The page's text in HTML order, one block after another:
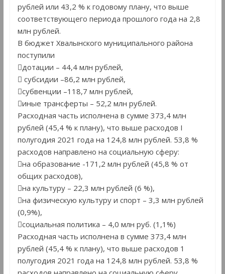
рублей или 43,2 % к годовому плану, что выше
соответствующего периода прошлого года на 2,8
млн рублей.
В бюджет Хвалынского муниципального района
поступили
дотации – 44,4 млн рублей,
 субсидии –86,2 млн рублей,
субвенции –118,7 млн рублей,
иные трансферты – 52,2 млн рублей.
Расходная часть исполнена в сумме 373,4 млн
рублей (45,4 % к плану), что выше расходов I
полугодия 2021 года на 124,8 млн рублей. 53,8 %
расходов направлено на социальную сферу:
на образование -171,2 млн рублей (45,8 % от
общих расходов),
на культуру – 22,3 млн рублей (6 %),
на физическую культуру и спорт – 3,3 млн рублей
(0,9%),
социальная политика – 4,0 млн руб. (1,1%)
Расходная часть исполнена в сумме 373,4 млн
рублей (45,4 % к плану), что выше расходов 1
полугодия 2021 года на 124,8 млн рублей. 53,8 %